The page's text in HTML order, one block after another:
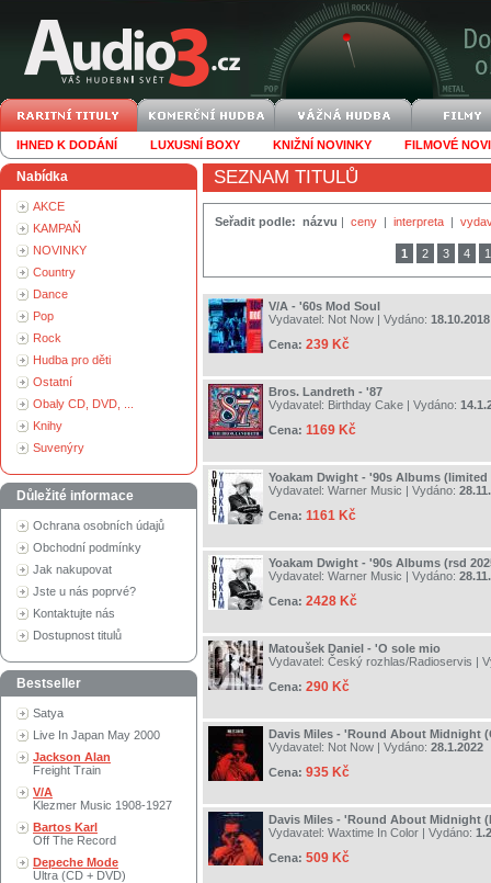
IHNED K DODÁNÍ LUXUSNÍ BOXY KNIŽNÍ NOVINKY FILMOVÉ
Nabídka
AKCE
KAMPAŇ
NOVINKY
Country
Dance
Pop
Rock
Hudba pro děti
Ostatní
Obaly CD, DVD, ...
Knihy
Suvenýry
Důležité informace
Ochrana osobních údajů
Obchodní podmínky
Jak nakupovat
Jste u nás poprvé?
Kontaktujte nás
Dostupnost titulů
Bestseller
Satya
Live In Japan May 2000
Jackson Alan
Freight Train
V/A
Klezmer Music 1908-1927
Bartos Karl
Off The Record
Depeche Mode
Ultra (CD + DVD)
SEZNAM TITULŮ
Seřadit podle: názvu | ceny | interpreta |
1 2 3 4
V/A - '60s Mod Soul
Vydavatel: Not Now | Vydáno: 18.10.2018
Cena: 239 Kč
Bros. Landreth - '87
Vydavatel: Birthday Cake | Vydáno:
Cena: 1169 Kč
Yoakam Dwight - '90s Albums (limited
Vydavatel: Warner Music | Vydáno:
Cena: 1161 Kč
Yoakam Dwight - '90s Albums (rsd
Vydavatel: Warner Music | Vydáno:
Cena: 2428 Kč
Matoušek Daniel - 'O sole mio
Vydavatel: Český rozhlas/Radioservis |
Cena: 290 Kč
Davis Miles - 'Round About Midnight
Vydavatel: Not Now | Vydáno: 28.1.2022
Cena: 935 Kč
Davis Miles - 'Round About Midnight
Vydavatel: Waxtime In Color | Vydáno:
Cena: 509 Kč